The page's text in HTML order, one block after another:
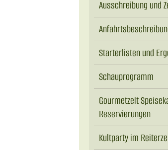
Ausschreibung und
Starterlisten und
Schauprogramm
Gourmetzelt
Reservierungen
Kultparty im